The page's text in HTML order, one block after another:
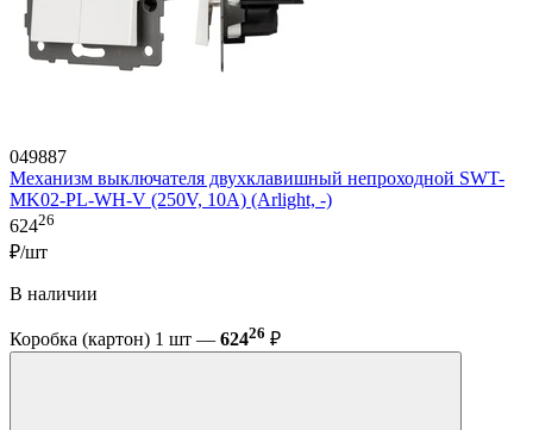
049887
Механизм выключателя двухклавишный непроходной SWT-
MK02-PL-WH-V (250V, 10A) (Arlight, -)
62426
₽/шт
В наличии
Коробка (картон) 1 шт — 62426 ₽